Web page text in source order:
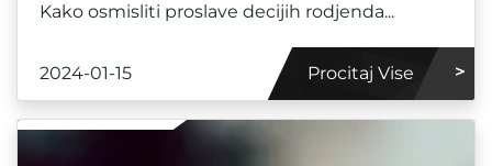
Kako osmisliti proslave decijih rodjenda...
2024-01-15 Procitaj Vise